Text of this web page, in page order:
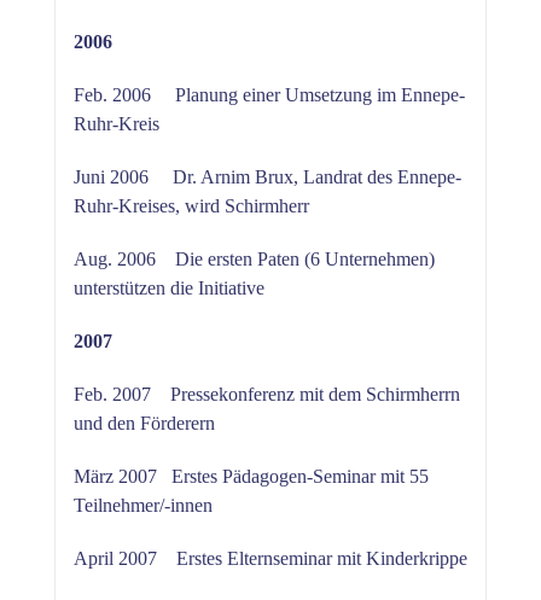
2006
Feb. 2006 Planung einer Umsetzung im Ennepe-
Ruhr-Kreis
Juni 2006 Dr. Arnim Brux, Landrat des Ennepe-
Ruhr-Kreises, wird Schirmherr
Aug. 2006 Die ersten Paten (6 Unternehmen)
unterstützen die Initiative
2007
Feb. 2007 Pressekonferenz mit dem Schirmherrn
und den Förderern
März 2007 Erstes Pädagogen-Seminar mit 55
Teilnehmer/-innen
April 2007 Erstes Elternseminar mit Kinderkrippe